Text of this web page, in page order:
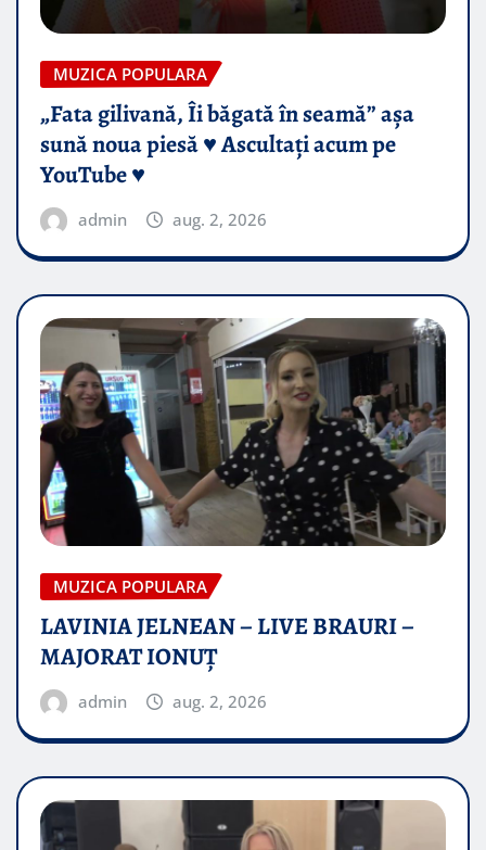
MUZICA POPULARA
„Fata gilivană, Îi băgată în seamă” așa
sună noua piesă ♥️ Ascultați acum pe
YouTube ♥️
admin aug. 2, 2026
MUZICA POPULARA
LAVINIA JELNEAN – LIVE BRAURI –
MAJORAT IONUŢ
admin aug. 2, 2026